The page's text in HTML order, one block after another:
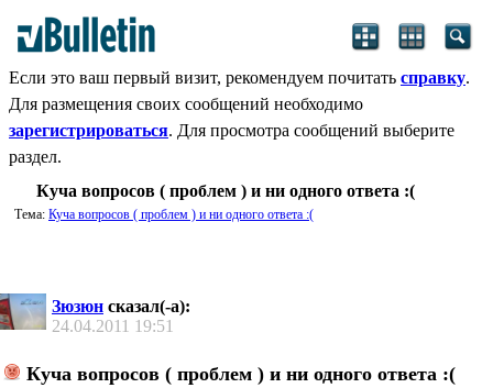
Если это ваш первый визит, рекомендуем почитать справку.
Для размещения своих сообщений необходимо
зарегистрироваться. Для просмотра сообщений выберите
раздел.
Куча вопросов ( проблем ) и ни одного ответа :(
Тема: Куча вопросов ( проблем ) и ни одного ответа :(
Зюзюн сказал(-а):
24.04.2011 19:51
Куча вопросов ( проблем ) и ни одного ответа :(